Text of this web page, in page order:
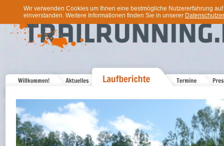
Wir verwenden Cookies um Ihnen eine bestmögliche Nutzererfahrung
einverstanden. Weitere Informationen finden Sie in unserer